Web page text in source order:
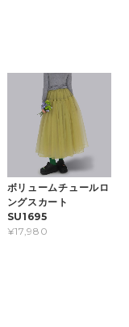
ボリュームチュールロ
ングスカート
SU1695
¥17,980